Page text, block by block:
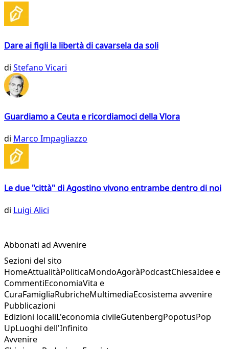
Dare ai figli la libertà di cavarsela da soli
di Stefano Vicari
Guardiamo a Ceuta e ricordiamoci della Vlora
di Marco Impagliazzo
Le due "città" di Agostino vivono entrambe dentro di noi
di Luigi Alici
Abbonati ad Avvenire
Sezioni del sito
HomeAttualitàPoliticaMondoAgoràPodcastChiesaIdee e
CommentiEconomiaVita e
CuraFamigliaRubricheMultimediaEcosistema avvenire
Pubblicazioni
Edizioni localiL'economia civileGutenbergPopotusPop
UpLuoghi dell'Infinito
Avvenire